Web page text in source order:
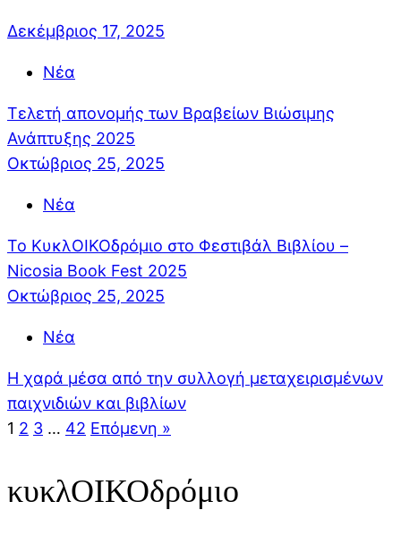
Δεκέμβριος 17, 2025
Νέα
Τελετή απονομής των Βραβείων Βιώσιμης
Ανάπτυξης 2025
Οκτώβριος 25, 2025
Νέα
Το ΚυκλΟΙΚΟδρόμιο στο Φεστιβάλ Βιβλίου –
Nicosia Book Fest 2025
Οκτώβριος 25, 2025
Νέα
Η χαρά μέσα από την συλλογή μεταχειρισμένων
παιχνιδιών και βιβλίων
1 2 3 … 42 Επόμενη »
κυκλΟΙΚΟδρόμιο